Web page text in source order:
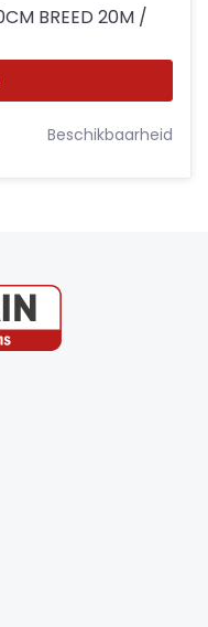
BREED 20M /
Beschikbaarheid